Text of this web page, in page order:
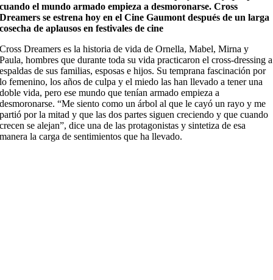
cuando el mundo armado empieza a desmoronarse. Cross
Dreamers se estrena hoy en el Cine Gaumont después de un larga
cosecha de aplausos en festivales de cine
Cross Dreamers es la historia de vida de Ornella, Mabel, Mirna y
Paula, hombres que durante toda su vida practicaron el cross-dressing a
espaldas de sus familias, esposas e hijos. Su temprana fascinación por
lo femenino, los años de culpa y el miedo las han llevado a tener una
doble vida, pero ese mundo que tenían armado empieza a
desmoronarse. “Me siento como un árbol al que le cayó un rayo y me
partió por la mitad y que las dos partes siguen creciendo y que cuando
crecen se alejan”, dice una de las protagonistas y sintetiza de esa
manera la carga de sentimientos que ha llevado.